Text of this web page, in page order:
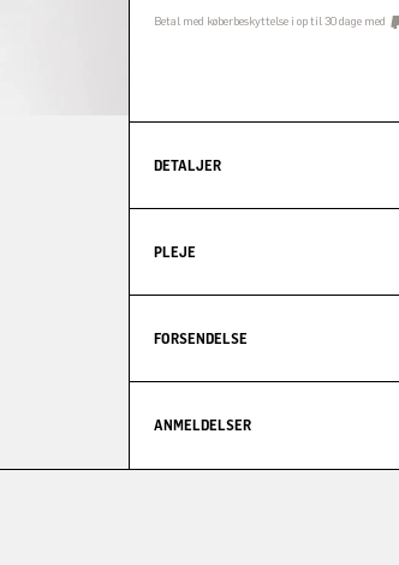
Betal med køberbeskyttelse i op til 30 dage med
DETALJER
PLEJE
FORSENDELSE
ANMELDELSER